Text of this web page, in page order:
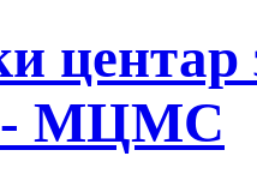
центар
- МЦМС